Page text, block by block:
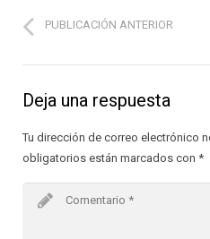
PUBLICACIÓN ANTERIOR
Deja una respuesta
Tu dirección de correo electrónico
obligatorios están marcados con *